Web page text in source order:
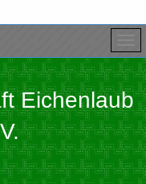
Eichenlaub